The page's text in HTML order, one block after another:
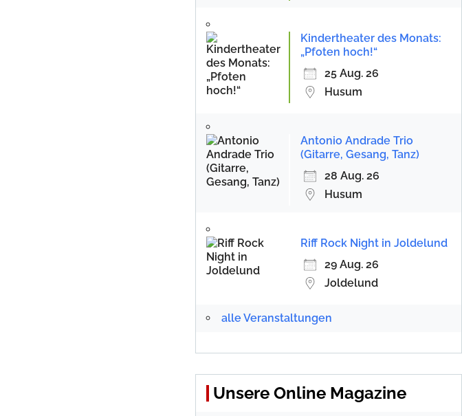
Kindertheater des Monats:
„Pfoten hoch!“
25 Aug. 26
Husum
Antonio Andrade Trio
(Gitarre, Gesang, Tanz)
28 Aug. 26
Husum
Riff Rock Night in Joldelund
29 Aug. 26
Joldelund
alle Veranstaltungen
Unsere Online Magazine